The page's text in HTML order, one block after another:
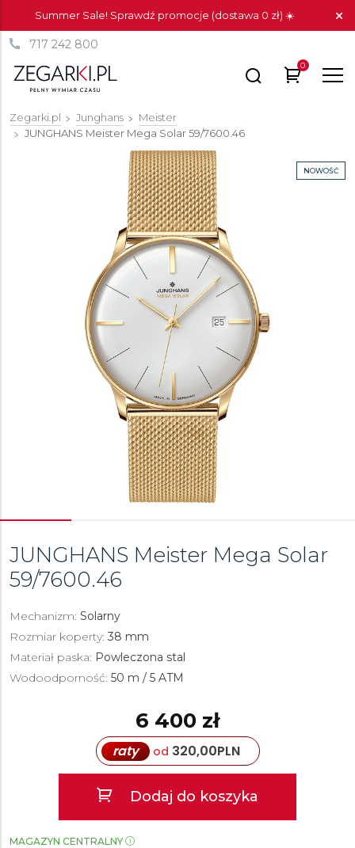
Summer Sale! Sprawdź promocje (dostawa 0 zł) ☀️
717 242 800
0
Zegarki.pl Junghans
Meister
JUNGHANS Meister Mega Solar59/7600.46
NOWOŚĆ
JUNGHANS Meister Mega Solar
59/7600.46
Mechanizm: Solarny
Rozmiar koperty: 38 mm
Materiał paska: Powleczona stal
Wodoodporność: 50 m / 5 ATM
6 400 zł
raty od 320,00PLN
Dodaj do koszyka
MAGAZYN CENTRALNY